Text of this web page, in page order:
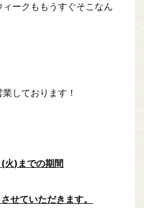
ークももうすぐそこなん
しております！
火)までの期間
せていただきます。